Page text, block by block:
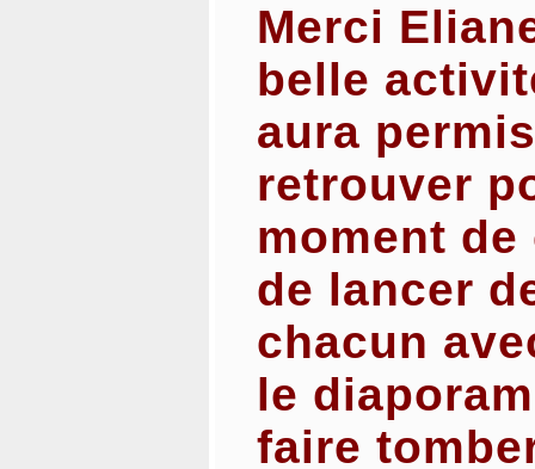
Merci
belle
aura
retrouver
moment
de lancer
chacun
le
faire